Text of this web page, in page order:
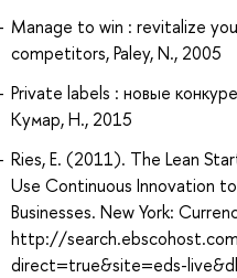
Manage to win : revitalize
competitors, Paley, N., 2005
Private labels : новые
Кумар, Н., 2015
Ries, E. (2011). The Lean
Use Continuous Innovation
Businesses. New York:
http://
direct=true&site=eds-